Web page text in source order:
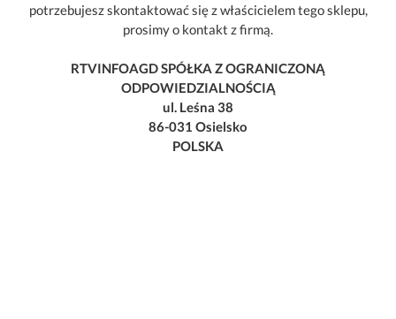
potrzebujesz skontaktować się z właścicielem tego sklepu,
prosimy o kontakt z firmą.
RTVINFOAGD SPÓŁKA Z OGRANICZONĄ
ODPOWIEDZIALNOŚCIĄ
ul. Leśna 38
86-031 Osielsko
POLSKA